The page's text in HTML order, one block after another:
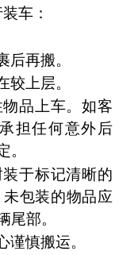
车：
后再搬。
较上层。
品上车。如客
担任何意外后
。
于标记清晰的
包装的物品应
尾部。
谨慎搬运。